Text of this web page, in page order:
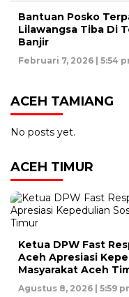
Bantuan Posko
Lilawangsa Tiba Di
Banjir
Februari 7, 2026 | 5:54
ACEH TAMIANG
No posts yet.
ACEH TIMUR
Ketua DPW Fast
Aceh Apresiasi
Masyarakat Aceh
Agustus 8, 2026 | 5:59